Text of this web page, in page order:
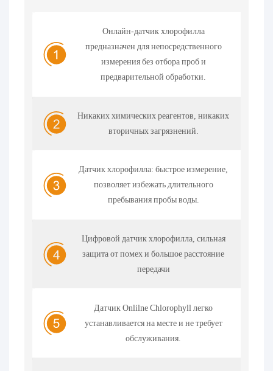
Онлайн-датчик хлорофилла
предназначен для непосредственного
измерения без отбора проб и
предварительной обработки.
Никаких химических реагентов, никаких
вторичных загрязнений.
Датчик хлорофилла: быстрое измерение,
позволяет избежать длительного
пребывания пробы воды.
Цифровой датчик хлорофилла, сильная
защита от помех и большое расстояние
передачи
Датчик Onlilne Chlorophyll легко
устанавливается на месте и не требует
обслуживания.